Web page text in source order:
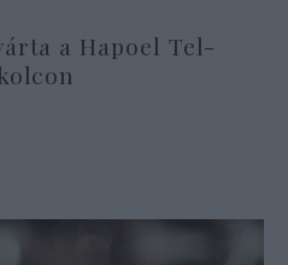
a Hapoel Tel-